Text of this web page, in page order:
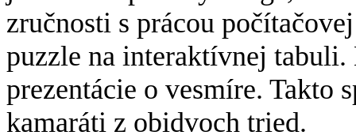
zručnosti s prácou
puzzle na interaktívnej
prezentácie o vesmíre. Takto
kamaráti z obidvoch tried.